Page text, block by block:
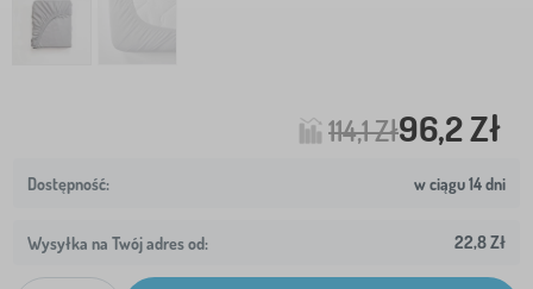
114,1 Zł96,2 Zł
w ciągu 14 dni
Wysyłka na Twój adres od: 22,8 Zł